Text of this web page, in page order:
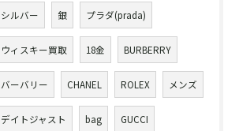
シルバー 銀 プラダ(prada)
ウィスキー買取 18金 BURBERRY
バーバリー CHANEL ROLEX メンズ
デイトジャスト bag GUCCI